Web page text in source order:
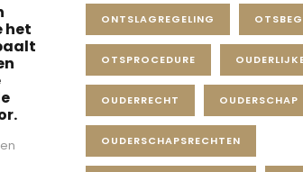
het
ONTSLAGREGELING
OTSPROCEDURE
OUDERRECHT OUDERSCHAP
OUDERSCHAPSRECHTEN